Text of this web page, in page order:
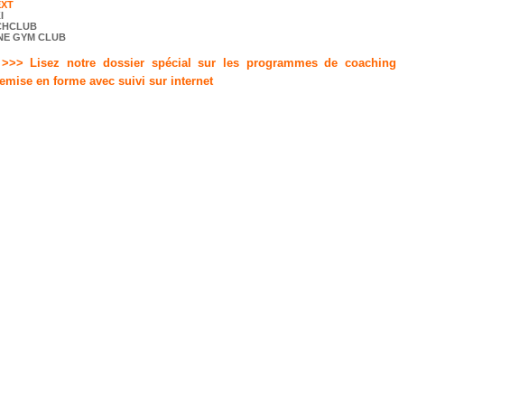
GYM CLUB
>>> Lisez notre dossier spécial sur les programmes de coaching
en forme avec suivi sur internet